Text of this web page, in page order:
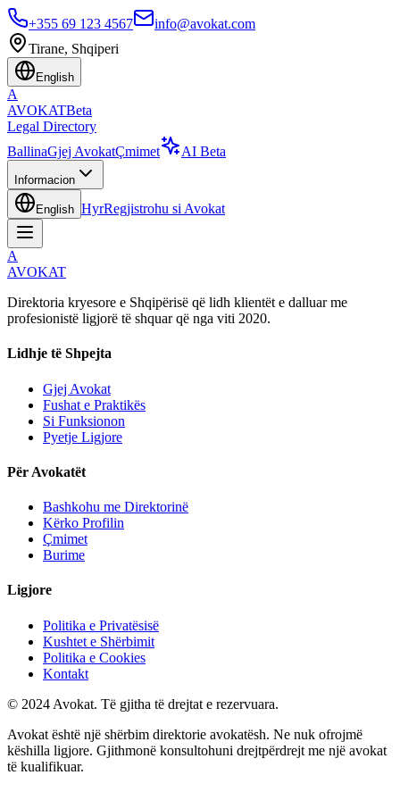
+355 69 123 4567
info@avokat.com
Tirane, Shqiperi
English
A
AVOKATBeta
Legal Directory
BallinaGjej AvokatÇmimet AI Beta
Informacion
English HyrRegjistrohu si Avokat
A
AVOKAT
Direktoria kryesore e Shqipërisë që lidh klientët e dalluar me
profesionistë ligjorë të shquar që nga viti 2020.
Lidhje të Shpejta
Gjej Avokat
Fushat e Praktikës
Si Funksionon
Pyetje Ligjore
Për Avokatët
Bashkohu me Direktorinë
Kërko Profilin
Çmimet
Burime
Ligjore
Politika e Privatësisë
Kushtet e Shërbimit
Politika e Cookies
Kontakt
© 2024 Avokat. Të gjitha të drejtat e rezervuara.
Avokat është një shërbim direktorie avokatësh. Ne nuk ofrojmë
këshilla ligjore. Gjithmonë konsultohuni drejtpërdrejt me një avokat
të kualifikuar.